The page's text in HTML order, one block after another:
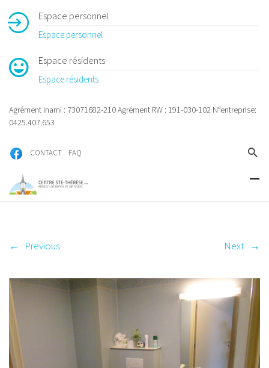
Espace personnel
Espace personnel
Espace résidents
Espace résidents
Agrément Inami : 73071682-210 Agrément RW : 191-030-102 N°entreprise:
0425.407.653
CONTACT FAQ
← Previous Next →